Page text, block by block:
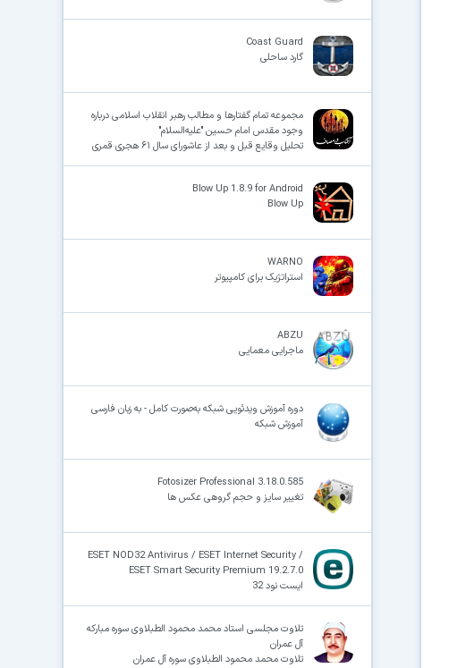
Coast Guard
گارد ساحلی
مجموعه‌ تمام گفتارها و مطالب رهبر انقلاب اسلامی درباره‌‌
وجود مقدس امام حسین "علیه‌السلام‌"
تحلیل وقایع قبل و بعد از عاشورای سال ۶۱ هجری قمری
Blow Up 1.8.9 for Android
Blow Up
WARNO
استراتژیک برای کامپیوتر
ABZU
ماجرایی معمایی
دوره آموزش ویدئویی شبکه به‌صورت کامل - به زبان فارسی
آموزش شبکه
Fotosizer Professional 3.18.0.585
تغییر سایز و حجم گروهی عکس ها
ESET NOD32 Antivirus / ESET Internet Security /
ESET Smart Security Premium 19.2.7.0
ایست نود 32
تلاوت مجلسی استاد محمد محمود الطبلاوی سوره مبارکه
آل عمران
تلاوت محمد محمود الطبلاوی سوره آل عمران